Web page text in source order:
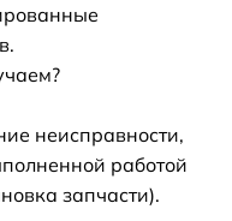
неисправности,
работой
запчасти).